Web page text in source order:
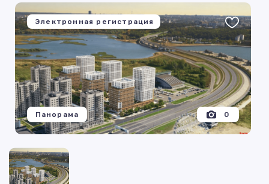
Электронная регистрация
0
Панорама